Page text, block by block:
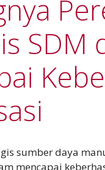
SDM
sumber daya
mencapai